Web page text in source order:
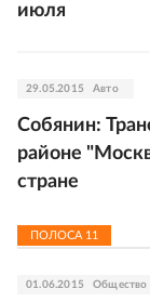
июля
29.05.2015 Авто
Собянин:
районе
стране
ПОЛОСА 11
01.06.2015 Общество